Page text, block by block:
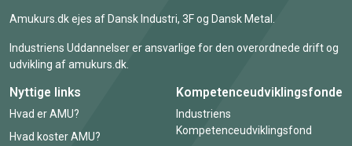
Amukurs.dk ejes af Dansk Industri, 3F og Dansk Metal.
Industriens Uddannelser er ansvarlige for den overordnede drift og
udvikling af amukurs.dk.
Nyttige links
Hvad er AMU?
Hvad koster AMU?
Kompetenceudviklingsfonde
Industriens
Kompetenceudviklingsfond